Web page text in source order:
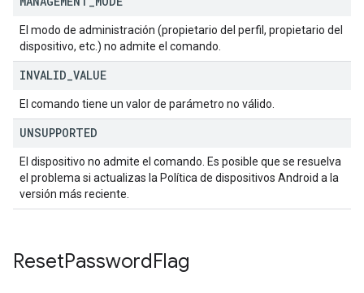
El modo de administración (propietario del perfil, propietario del
dispositivo, etc.) no admite el comando.
INVALID VALUE
El comando tiene un valor de parámetro no válido.
UNSUPPORTED
El dispositivo no admite el comando. Es posible que se resuelva
el problema si actualizas la Política de dispositivos Android a la
versión más reciente.
ResetPasswordFlag